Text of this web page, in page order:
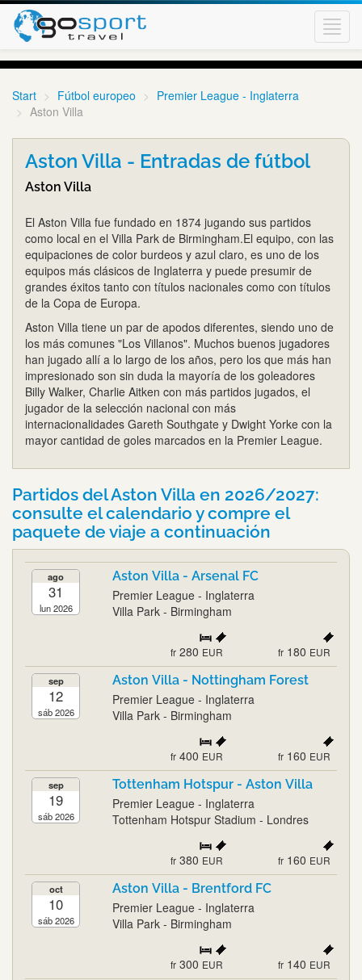
Start Fútbol europeo
Premier League - Inglaterra
Aston Villa
Aston Villa - Entradas de fútbol
Aston Villa
El Aston Villa fue fundado en 1874 jugando sus partidos
como local en el Villa Park de Birmingham.El equipo, con las
equipaciones de color burdeos y azul claro, es uno de los
equipos más clásicos de Inglaterra y puede presumir de
grandes éxitos tanto con títulos nacionales como con títulos
de la Copa de Europa.
Aston Villa tiene un par de apodos diferentes, siendo uno de
los más comunes "Los Villanos". Muchos buenos jugadores
han jugado allí a lo largo de los años, pero los que más han
impresionado son sin duda la mayoría de los goleadores
Billy Walker, Charlie Aitken con más partidos jugados, el
jugador de la selección nacional con más
internacionalidades Gareth Southgate y Dwight Yorke con la
mayor cantidad de goles marcados en la Premier League.
Partidos del Aston Villa en 2026/2027:
consulte el calendario y compre el
paquete de viaje a continuación
ago
31
lun 2026
Aston Villa - Arsenal FC
Premier League - Inglaterra
Villa Park - Birmingham
fr 280 EUR fr 180 EUR
sep
12
sáb 2026
Aston Villa - Nottingham Forest
Premier League - Inglaterra
Villa Park - Birmingham
fr 400 EUR fr 160 EUR
sep
19
sáb 2026
Tottenham Hotspur - Aston Villa
Premier League - Inglaterra
Tottenham Hotspur Stadium - Londres
fr 380 EUR fr 160 EUR
oct
10
sáb 2026
Aston Villa - Brentford FC
Premier League - Inglaterra
Villa Park - Birmingham
fr 300 EUR fr 140 EUR